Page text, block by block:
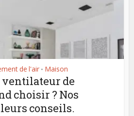
de l'air • Maison
ventilateur de
choisir ? Nos
conseils.